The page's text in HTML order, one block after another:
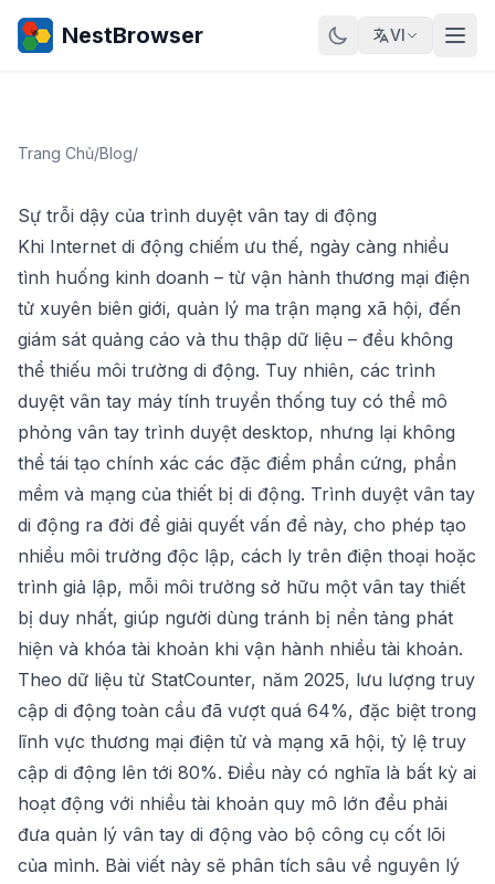
NestBrowser VI
Trang Chủ/Blog/
Sự trỗi dậy của trình duyệt vân tay di động
Khi Internet di động chiếm ưu thế, ngày càng nhiều
tình huống kinh doanh – từ vận hành thương mại điện
tử xuyên biên giới, quản lý ma trận mạng xã hội, đến
giám sát quảng cáo và thu thập dữ liệu – đều không
thể thiếu môi trường di động. Tuy nhiên, các trình
duyệt vân tay máy tính truyền thống tuy có thể mô
phỏng vân tay trình duyệt desktop, nhưng lại không
thể tái tạo chính xác các đặc điểm phần cứng, phần
mềm và mạng của thiết bị di động. Trình duyệt vân tay
di động ra đời để giải quyết vấn đề này, cho phép tạo
nhiều môi trường độc lập, cách ly trên điện thoại hoặc
trình giả lập, mỗi môi trường sở hữu một vân tay thiết
bị duy nhất, giúp người dùng tránh bị nền tảng phát
hiện và khóa tài khoản khi vận hành nhiều tài khoản.
Theo dữ liệu từ StatCounter, năm 2025, lưu lượng truy
cập di động toàn cầu đã vượt quá 64%, đặc biệt trong
lĩnh vực thương mại điện tử và mạng xã hội, tỷ lệ truy
cập di động lên tới 80%. Điều này có nghĩa là bất kỳ ai
hoạt động với nhiều tài khoản quy mô lớn đều phải
đưa quản lý vân tay di động vào bộ công cụ cốt lõi
của mình. Bài viết này sẽ phân tích sâu về nguyên lý